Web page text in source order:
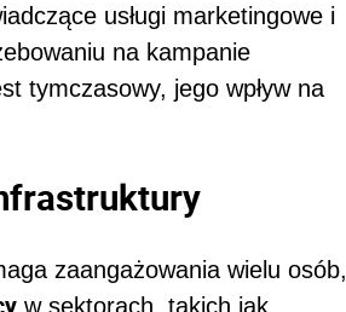
usługi marketingowe i
na kampanie
tymczasowy, jego wpływ na
zaangażowania wielu osób,
w sektorach, takich jak